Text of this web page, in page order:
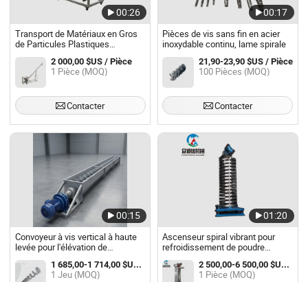
00:26
Transport de Matériaux en Gros
de Particules Plastiques
Personnalisées par Vis de Tube
Incliné
2 000,00 $US / Pièce
1 Pièce (MOQ)
Contacter
00:17
Pièces de vis sans fin en acier
inoxydable continu, lame spirale
21,90-23,90 $US / Pièce
100 Pièces (MOQ)
Contacter
00:15
Convoyeur à vis vertical à haute
levée pour l'élévation de
matériaux dans les installations
de transformation des grains
1 685,00-1 714,00 $US / Jeu
1 Jeu (MOQ)
01:20
Ascenseur spiral vibrant pour
refroidissement de poudre
alimentaire, convoyeur à vis
vertical pour essence de poulet2 500,00-6 500,00 $US / Pièce
1 Pièce (MOQ)